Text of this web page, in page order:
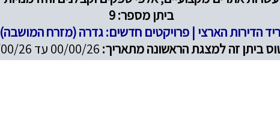
ביתן מספר: 9
הדירות הארצי | פרויקטים חדשים: גדרה (מזרח המושבה)
ביתן זה למצגת הראשונה מתאריך: 00/00/26 עד 00/00/26